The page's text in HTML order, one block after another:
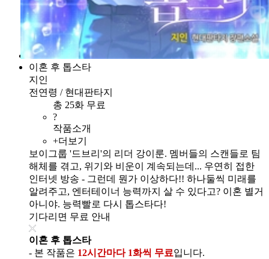
이혼 후 톱스타
지인
전연령 / 현대판타지
총 25화 무료
?
작품소개
+더보기
보이그룹 '드브리'의 리더 강이룬. 멤버들의 스캔들로 팀
해체를 겪고, 위기와 비운이 계속되는데... 우연히 접한
인터넷 방송 - 그런데 뭔가 이상하다!! 하나둘씩 미래를
알려주고, 엔터테이너 능력까지 살 수 있다고? 이혼 별거
아니야. 능력빨로 다시 톱스타다!
기다리면 무료 안내
이혼 후 톱스타
- 본 작품은 12시간마다 1화씩 무료입니다.